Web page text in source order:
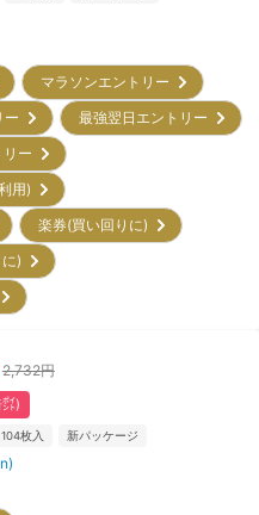
マラソンエントリー
ー
最強翌日エントリー
リー
利用)
楽券(買い回りに)
に)
2,732円
)
104枚入 新パッケージ